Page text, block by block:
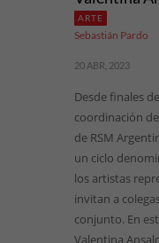
ARTE
Sebastián Pardo
20 ABR, 2023
Desde finales
coordinación
de RSM
un ciclo
los artistas
invitan a
conjunto. En
Valentina